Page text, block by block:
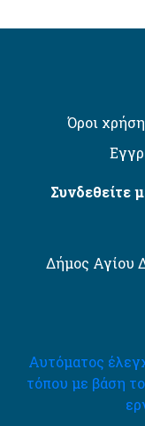
Όροι
Συνδεθείτε
Δήμος Αγίου
Αυτόματος
τόπου με βάση